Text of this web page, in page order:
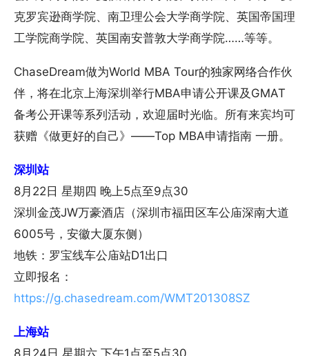
克罗宾逊商学院、南卫理公会大学商学院、英国帝国理
工学院商学院、英国南安普敦大学商学院……等等。
ChaseDream做为World MBA Tour的独家网络合作伙
伴，将在北京上海深圳举行MBA申请公开课及GMAT
备考公开课等系列活动，欢迎届时光临。所有来宾均可
获赠《做更好的自己》——Top MBA申请指南 一册。
深圳站
8月22日 星期四 晚上5点至9点30
深圳金茂JW万豪酒店（深圳市福田区车公庙深南大道
6005号，安徽大厦东侧）
地铁：罗宝线车公庙站D1出口
立即报名：
https://g.chasedream.com/WMT201308SZ
上海站